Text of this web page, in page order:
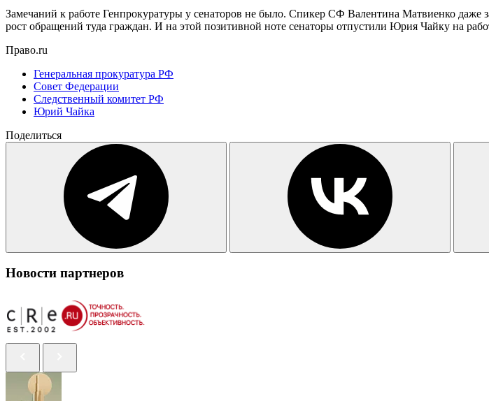
Замечаний к работе Генпрокуратуры у сенаторов не было. Спикер СФ Валентина Матвиенко даже
рост обращений туда граждан. И на этой позитивной ноте сенаторы отпустили Юрия Чайку на
Право.ru
Генеральная прокуратура РФ
Совет Федерации
Следственный комитет РФ
Юрий Чайка
Поделиться
Новости партнеров